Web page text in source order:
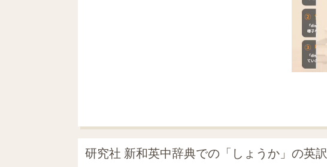
研究社 新和英中辞典での「しょうか」の英訳